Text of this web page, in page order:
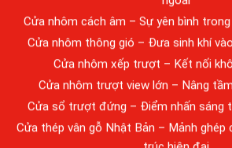
Cửa nhôm cách âm – Sự yên bình
Cửa nhôm thông gió – Đưa sinh khí
Cửa nhôm xếp trượt – Kết nối
Cửa nhôm trượt view lớn – Nâng
Cửa sổ trượt đứng – Điểm nhấn sáng
Cửa thép vân gỗ Nhật Bản – Mảnh ghép
trúc hiện đại
Bán Nhà Long Thành
Bán Nhà Tân Phong
Bán Nhà Tân Biên